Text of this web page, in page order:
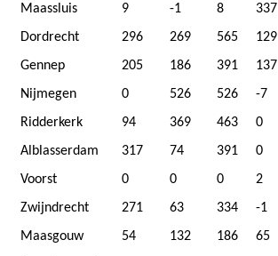
Maassluis
9 -1 8 337
Dordrecht
296 269 565 129
Gennep
205 186 391 137
Nijmegen
0 526 526 -7
Ridderkerk
94 369 463 0
Alblasserdam
317 74 391 0
Voorst
0 0 0 2
Zwijndrecht
271 63 334 -1
Maasgouw
54 132 186 65